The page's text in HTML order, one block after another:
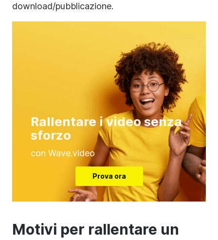
download/pubblicazione.
Rallentare i video senza
sforzo
con Wave.video
Prova ora
Motivi per rallentare un